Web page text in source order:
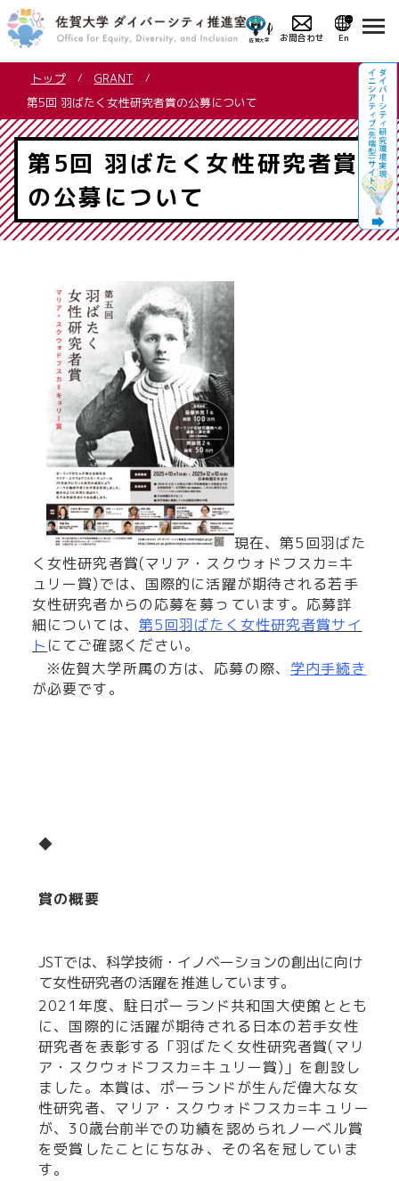
ン
ツ
へ
ス
キ
ッ
お問合わせ En
トップ
GRANT
第5回 羽ばたく女性研究者賞の公募について
第5回 羽ばたく女性研究者賞
の公募について
現在、第5回羽ばた
く女性研究者賞(マリア・スクウォドフスカ=キ
ュリー賞)では、国際的に活躍が期待される若手
女性研究者からの応募を募っています。応募詳
細については、 第5回羽ばたく女性研究者賞サイ
ト にてご確認ください。
※佐賀大学所属の方は、応募の際、 学内手続き
が必要です。
◆
賞の概要
JSTでは、科学技術・イノベーションの創出に向け
て女性研究者の活躍を推進しています。
2021年度、駐日ポーランド共和国大使館ととも
に、国際的に活躍が期待される日本の若手女性
研究者を表彰する「羽ばたく女性研究者賞(マリ
ア・スクウォドフスカ=キュリー賞)」を創設し
ました。本賞は、ポーランドが生んだ偉大な女
性研究者、マリア・スクウォドフスカ=キュリー
が、30歳台前半での功績を認められノーベル賞
を受賞したことにちなみ、その名を冠していま
す。